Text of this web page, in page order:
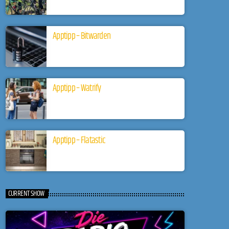
Apptipp – Bitwarden
Apptipp – Watrify
Apptipp – Flatastic
CURRENT SHOW